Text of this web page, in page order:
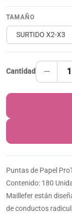
TAMAÑO
SURTIDO X2-X3
Cantidad 1
Puntas de Papel
Contenido: 180
Maillefer están
de conductos